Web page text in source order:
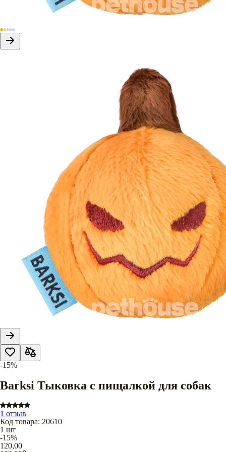
-15%
Barksi Тыковка с пищалкой для собак
1 отзыв
Код товара: 20610
1 шт
-15%
120,00